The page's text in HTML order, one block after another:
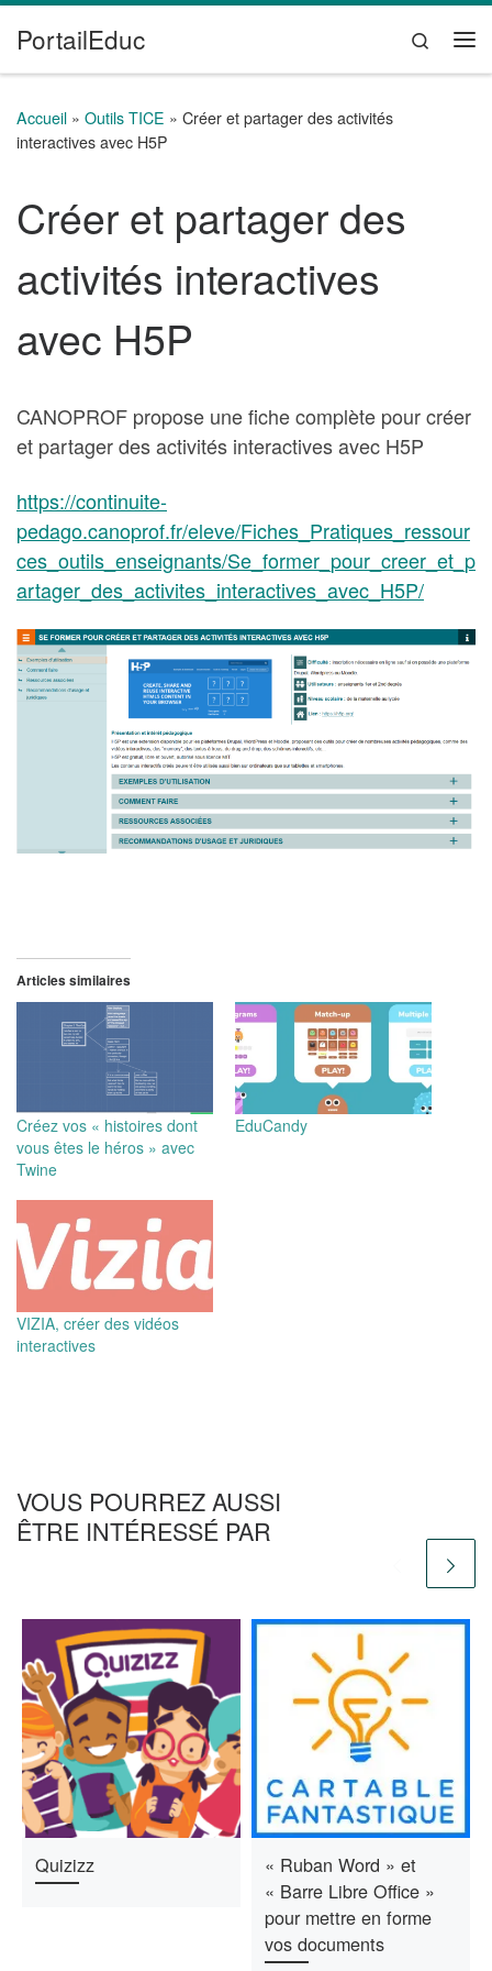
Passer au contenu
PortailEduc
Search
Accueil » Outils TICE » Créer et partager des activités
interactives avec H5P
Créer et partager des
activités interactives
avec H5P
CANOPROF propose une fiche complète pour créer
et partager des activités interactives avec H5P
https://continuite-
pedago.canoprof.fr/eleve/Fiches_Pratiques_ressour
ces_outils_enseignants/Se_former_pour_creer_et_p
artager_des_activites_interactives_avec_H5P/
Articles similaires
Créez vos « histoires dont
vous êtes le héros » avec
Twine
EduCandy
VIZIA, créer des vidéos
interactives
VOUS POURREZ AUSSI
ÊTRE INTÉRESSÉ PAR
Quizizz
« Ruban Word » et
« Barre Libre Office »
pour mettre en forme
vos documents